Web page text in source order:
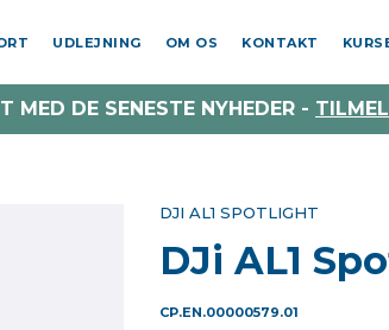
UDLEJNING OM OS KONTAKT
MED DE SENESTE NYHEDER -
DJI AL1 SPOTLIGHT
DJi AL1
CP.EN.00000579.01